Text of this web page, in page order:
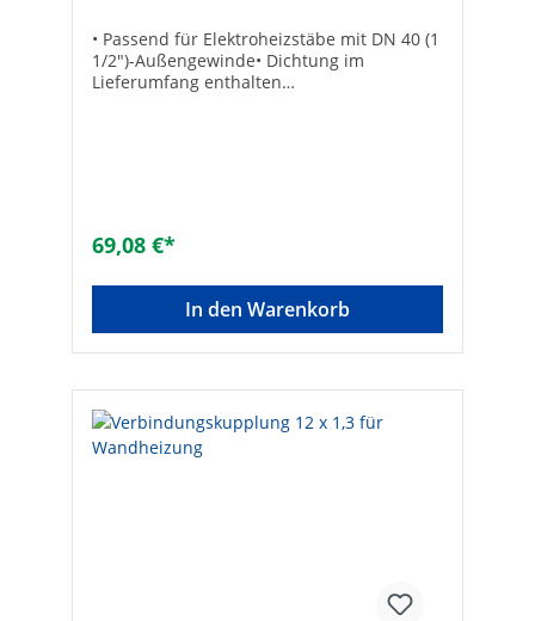
• Passend für Elektroheizstäbe mit DN 40 (1
1/2")-Außengewinde• Dichtung im
Lieferumfang enthalten
emailliertLochkreis-ø
[mm]:260Typ:220/290Anzahl
69,08 €*
In den Warenkorb